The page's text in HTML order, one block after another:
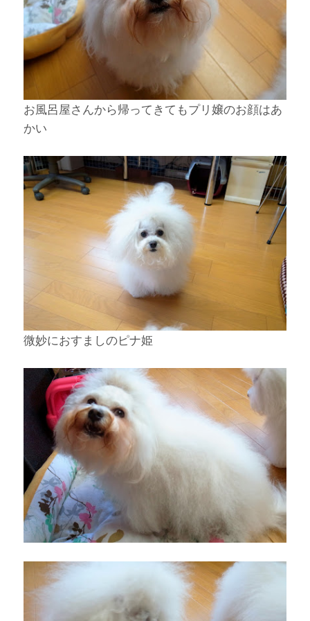
お風呂屋さんから帰ってきてもプリ嬢のお顔はあ
かい
微妙におすましのピナ姫